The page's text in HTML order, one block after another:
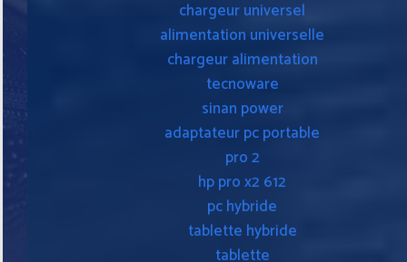
chargeur universel
alimentation universelle
chargeur alimentation
tecnoware
sinan power
adaptateur pc portable
pro 2
hp pro x2 612
pc hybride
tablette hybride
tablette